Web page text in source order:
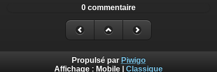
0 commentaire
Propulsé par Piwigo
Affichage : Mobile Classique